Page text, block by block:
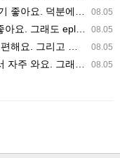
08.05
중계 채널 먼저 찾아봐요. …
08.05
채널 먼저 찾아봐요. 북마크…
08.05
할 때 출처 꼭 체크해요. 앞…
08.05
서비스로 봐야 안전해요. 다음…